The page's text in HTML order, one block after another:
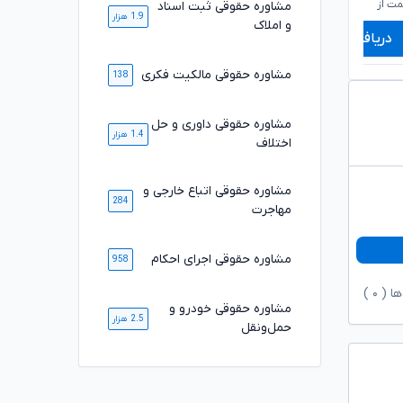
از
دریافت مشاوره
شروع قیمت از
( ۰
مشاوره حقوقی ثبت اسناد
و املاک
1.9 هزار
مشاوره حقوقی مالکیت فکری 138
مشاوره حقوقی داوری و حل
اختلاف
1.4 هزار
مشاوره حقوقی اتباع خارجی و
مهاجرت
284
مشاوره حقوقی اجرای احکام 958
مشاوره حقوقی خودرو و
حمل‌ونقل
2.5 هزار